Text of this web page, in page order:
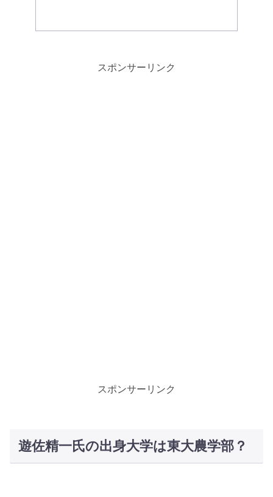
スポンサーリンク
スポンサーリンク
遊佐精一氏の出身大学は東大農学部？